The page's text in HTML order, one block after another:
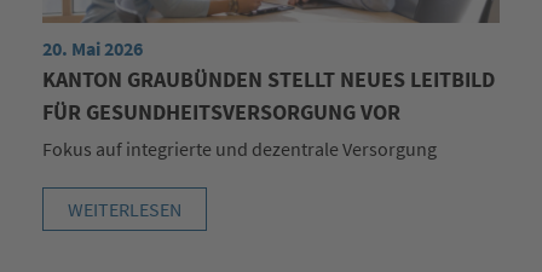
20. Mai 2026
KANTON GRAUBÜNDEN STELLT NEUES LEITBILD
FÜR GESUNDHEITSVERSORGUNG VOR
Fokus auf integrierte und dezentrale Versorgung
WEITERLESEN